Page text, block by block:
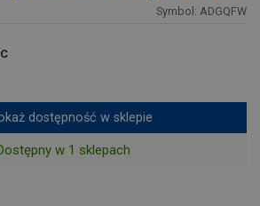
Symbol: ADGQFW
dostępność w sklepie
w 1 sklepach